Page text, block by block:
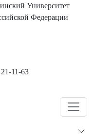
Университет
Федерации
11-63